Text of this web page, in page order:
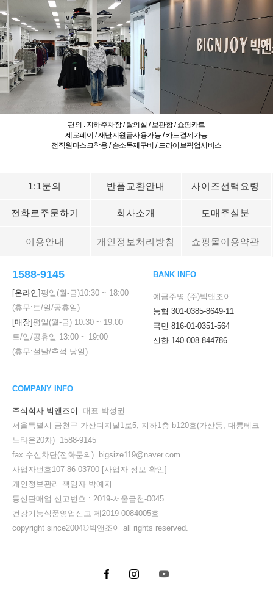
편의 : 지하주차장 / 탈의실 / 보관함 / 쇼핑카트
제로페이 / 재난지원금사용가능 / 카드결제가능
전직원마스크착용 / 손소독제구비 / 드라이브픽업서비스
1:1문의 반품교환안내 사이즈선택요령
전화로주문하기 회사소개 도매주실분
이용안내 개인정보처리방침 쇼핑몰이용약관
1588-9145
[온라인]평일(월-금)10:30 ~ 18:00
(휴무:토/일/공휴일)
[매장]평일(월-금) 10:30 ~ 19:00
토/일/공휴일 13:00 ~ 19:00
(휴무:설날/추석 당일)
BANK INFO
예금주명 (주)빅앤조이
농협 301-0385-8649-11
국민 816-01-0351-564
신한 140-008-844786
COMPANY INFO
주식회사 빅앤조이
대표 박성권
서울특별시 금천구 가산디지털1로5, 지하1층 b120호(가산동, 대륭테크
노타운20차) 1588-9145
fax 수신차단(전화문의) bigsize119@naver.com
사업자번호107-86-03700 [사업자 정보 확인]
개인정보관리 책임자 박예지
통신판매업 신고번호 : 2019-서울금천-0045
건강기능식품영업신고 제2019-0084005호
copyright since2004©빅앤조이 all rights reserved.